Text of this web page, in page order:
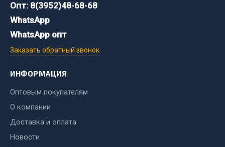
Спецодежда
Лестницы, стремянки
Товары для дома
Весь раздел
Шиномонтаж
Опт: 8(3952)48-68-68
WhatsApp
WhatsApp опт
Заказать обратный звонок
ИНФОРМАЦИЯ
Оптовым покупателям
О компании
Доставка и оплата
Новости